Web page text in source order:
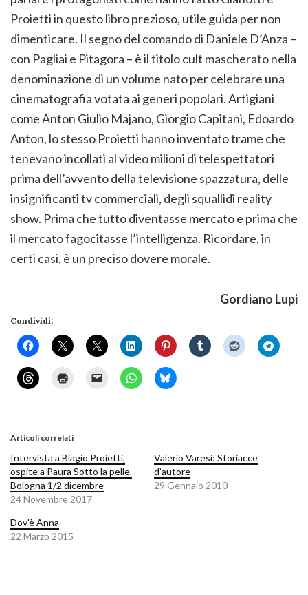
Proietti in questo libro prezioso, utile guida per non
dimenticare. Il segno del comando di Daniele D’Anza –
con Pagliai e Pitagora – è il titolo cult mascherato nella
denominazione di un volume nato per celebrare una
cinematografia votata ai generi popolari. Artigiani
come Anton Giulio Majano, Giorgio Capitani, Edoardo
Anton, lo stesso Proietti hanno inventato trame che
tenevano incollati al video milioni di telespettatori
prima dell’avvento della televisione spazzatura, delle
insignificanti tv commerciali, degli squallidi reality
show. Prima che tutto diventasse mercato e prima che
il mercato fagocitasse l’intelligenza. Ricordare, in
certi casi, è un preciso dovere morale.
Gordiano Lupi
Condividi:
Articoli correlati
Intervista a Biagio Proietti,
ospite a Paura Sotto la pelle.
Bologna 1/2 dicembre
24 Novembre 2017
Valerio Varesi: Storiacce
d’autore
29 Gennaio 2010
Dov’è Anna
22 Marzo 2015